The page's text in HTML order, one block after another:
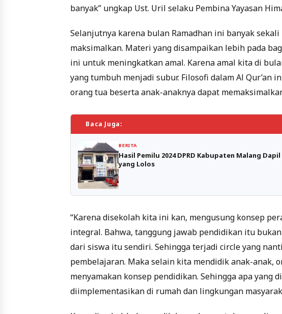
banyak” ungkap Ust. Uril selaku Pembina Yayasan
Selanjutnya karena bulan Ramadhan ini banyak
maksimalkan. Materi yang disampaikan lebih pada
ini untuk meningkatkan amal. Karena amal kita di
yang tumbuh menjadi subur. Filosofi dalam Al Qur’an
orang tua beserta anak-anaknya dapat
Baca Juga:
BERITA
Hasil Pemilu 2024 DPRD Kabupaten Malang
yang Lolos
“Karena disekolah kita ini kan, mengusung konsep
integral. Bahwa, tanggung jawab pendidikan itu
dari siswa itu sendiri. Sehingga terjadi circle yang
pembelajaran. Maka selain kita mendidik anak-anak,
menyamakan konsep pendidikan. Sehingga apa yang
diimplementasikan di rumah dan lingkungan